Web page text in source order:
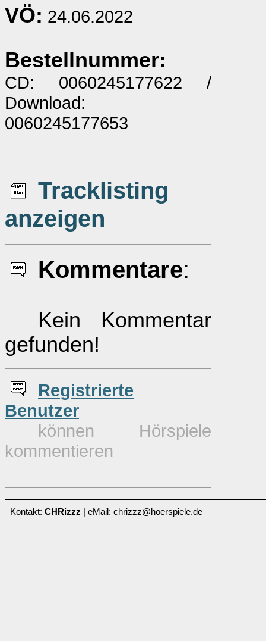
VÖ: 24.06.2022
Bestellnummer:
CD: 0060245177622 /
Download:
0060245177653
Tracklisting
anzeigen
Kommentare:
Kein Kommentar
gefunden!
Registrierte
Benutzer
können Hörspiele
kommentieren
Kontakt: CHRizzz | eMail: chrizzz@hoerspiele.de